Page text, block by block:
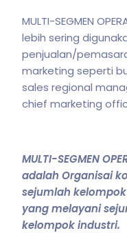
MULTI-SEGMEN
lebih sering
penjualan/
marketing seperti
sales regional
chief marketing
MULTI-SEGMEN
adalah Organisai
sejumlah
yang melayani
kelompok industri.